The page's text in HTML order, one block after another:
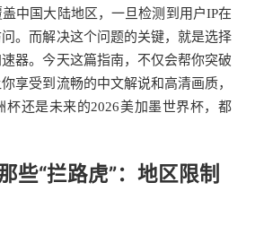
中国大陆地区，一旦检测到用户IP在
。而解决这个问题的关键，就是选择
器。今天这篇指南，不仅会帮你突破
享受到流畅的中文解说和高清画质，
杯还是未来的2026美加墨世界杯，都
些“拦路虎”：地区限制